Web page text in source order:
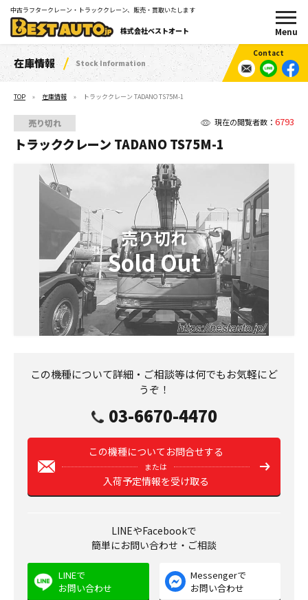
中古ラフタークレーン・トラッククレーン、販売・買取いたします
株式会社ベストオート
在庫情報 Stock Information
TOP 在庫情報 トラッククレーン TADANO TS75M-1
現在の閲覧者数： 6793
売り切れ
トラッククレーン TADANO TS75M-1
この機種について詳細・ご相談等は何でもお気軽にど
うぞ！
03-6670-4470
この機種についてお問合せする
または
入荷予定情報を受け取る
LINEやFacebookで
簡単にお問い合わせ・ご相談
LINEで
お問い合わせ
Messengerで
お問い合わせ